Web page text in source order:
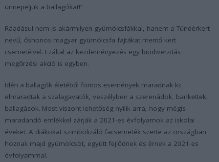
ünnepeljük a ballagókat!”
Ráadásul nem is akármilyen gyümölcsfákkal, hanem a Tündérkert
nevű, őshonos magyar gyümölcsfa fajtákat mentő kert
csemetéivel. Ezáltal az kezdeményezés egy biodiverzitás
megőrzési akció is egyben.
Idén a ballagók életéből fontos események maradnak ki:
elmaradtak a szalagavatók, veszélyben a szerenádok, bankettek,
ballagások. Most viszont lehetőség nyílik arra, hogy mégis
maradandó emlékkel zárják a 2021-es évfolyamok az iskolai
éveket. A diákokat szimbolizáló facsemeték szerte az országban
hoznak majd gyümölcsöt, együtt fejlődnek és érnek a 2021-es
évfolyammal.